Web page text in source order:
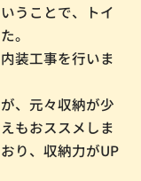
うことで、トイ
。
装工事を行いま
、元々収納が少
もおススメしま
り、収納力がUP